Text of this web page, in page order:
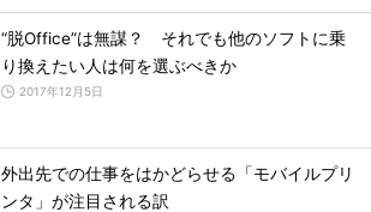
“脱Office”は無謀？ それでも他のソフトに乗
り換えたい人は何を選ぶべきか
2017年12月5日
外出先での仕事をはかどらせる「モバイルプリ
ンタ」が注目される訳